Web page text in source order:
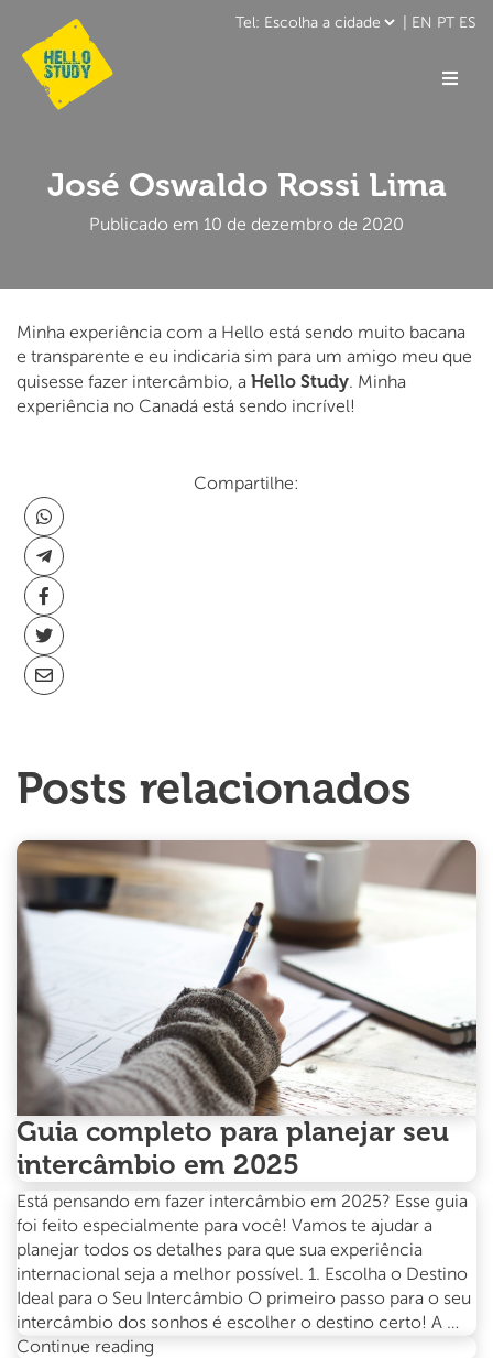
EN PT ES
José Oswaldo Rossi Lima
Publicado em 10 de dezembro de 2020
Minha experiência com a Hello está sendo muito bacana
e transparente e eu indicaria sim para um amigo meu que
quisesse fazer intercâmbio, a Hello Study. Minha
experiência no Canadá está sendo incrível!
Compartilhe:
Posts relacionados
Guia completo para planejar seu
intercâmbio em 2025
Está pensando em fazer intercâmbio em 2025? Esse guia
foi feito especialmente para você! Vamos te ajudar a
planejar todos os detalhes para que sua experiência
internacional seja a melhor possível. 1. Escolha o Destino
Ideal para o Seu Intercâmbio O primeiro passo para o seu
intercâmbio dos sonhos é escolher o destino certo! A …
Continue reading